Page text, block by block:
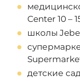
виза») с
и
тревожась о
территории
виллы
получать
Center 10 –
школы
детские